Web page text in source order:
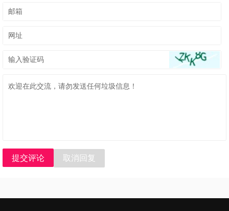
提交评论 取消回复